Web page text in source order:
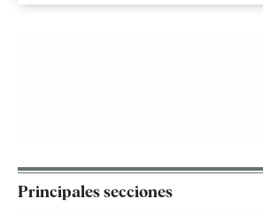
Principales secciones